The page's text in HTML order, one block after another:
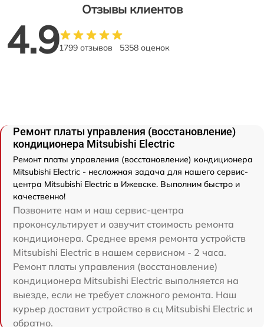
Отзывы клиентов
4.91799 отзывов 5358 оценок
Ремонт платы управления (восстановление)
кондиционера Mitsubishi Electric
Ремонт платы управления (восстановление) кондиционера
Mitsubishi Electric - несложная задача для нашего сервис-
центра Mitsubishi Electric в Ижевске. Выполним быстро и
качественно!
Позвоните нам и наш сервис-центра
проконсультирует и озвучит стоимость ремонта
кондиционера. Среднее время ремонта устройств
Mitsubishi Electric в нашем сервисном - 2 часа.
Ремонт платы управления (восстановление)
кондиционера Mitsubishi Electric выполняется на
выезде, если не требует сложного ремонта. Наш
курьер доставит устройство в сц Mitsubishi Electric и
обратно.